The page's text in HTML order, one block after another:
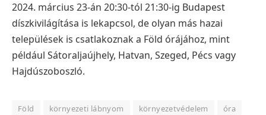
2024. március 23-án 20:30-tól 21:30-ig Budapest
díszkivilágítása is lekapcsol, de olyan más hazai
települések is csatlakoznak a Föld órájához, mint
például Sátoraljaújhely, Hatvan, Szeged, Pécs vagy
Hajdúszoboszló.
Föld környezeti lábnyom környezetvédelem
óra